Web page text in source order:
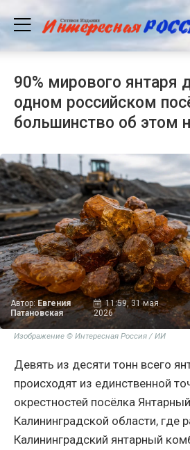
90% мирового янтаря
одном российском
большинство об этом
Автор:Евгения
Патановская
11:59, 31 мая
2026
Изображение © Интересная Россия / ИИ
Девять из десяти тонн всего
происходят из единственной
окрестностей посёлка
Калининградской области, где
Калининградский янтарный